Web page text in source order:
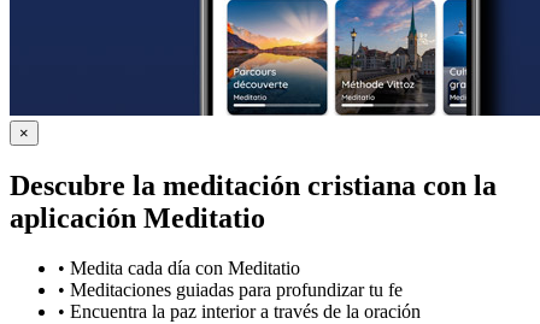
×
Descubre la meditación cristiana con la
aplicación Meditatio
• Medita cada día con Meditatio
• Meditaciones guiadas para profundizar tu fe
• Encuentra la paz interior a través de la oración